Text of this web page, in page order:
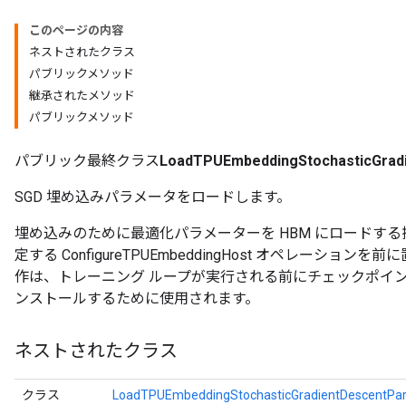
このページの内容
ネストされたクラス
パブリックメソッド
継承されたメソッド
パブリックメソッド
パブリック最終クラス
SGD 埋め込みパラメータをロードします。
埋め込みのために最適化パラメーターを HBM にロードす
定する ConfigureTPUEmbeddingHost オペレーションを前
作は、トレーニング ループが実行される前にチェックポイ
ンストールするために使用されます。
ネストされたクラス
クラス